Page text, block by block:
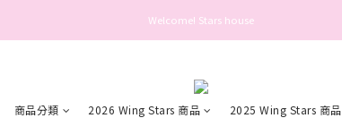
Welcome! Stars house
Welcome! Stars house
商品分類 2026 Wing Stars 商品 2025 Wing Stars 商品